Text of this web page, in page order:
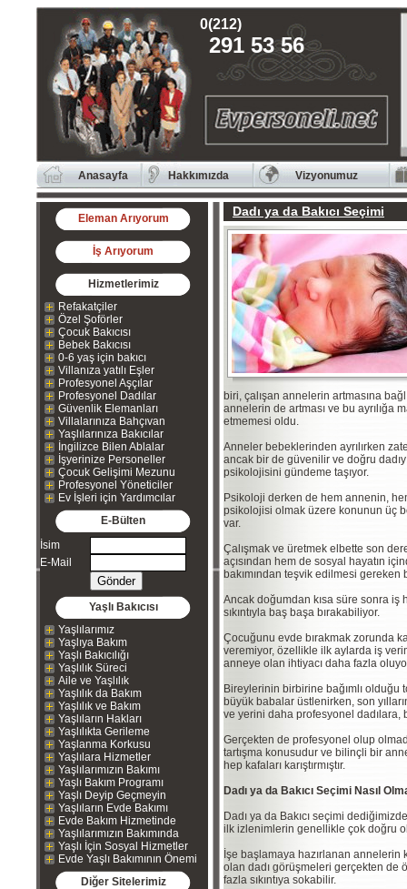
0(212)
291 53 56
Anasayfa Hakkımızda Vizyonumuz
Eleman Arıyorum
İş Arıyorum
Hizmetlerimiz
Refakatçiler
Özel Şoförler
Çocuk Bakıcısı
Bebek Bakıcısı
0-6 yaş için bakıcı
Villanıza yatılı Eşler
Profesyonel Aşçılar
Profesyonel Dadılar
Güvenlik Elemanları
Villalarınıza Bahçıvan
Yaşlılarınıza Bakıcılar
İngilizce Bilen Ablalar
İşyerinize Personeller
Çocuk Gelişimi Mezunu
Profesyonel Yöneticiler
Ev İşleri için Yardımcılar
E-Bülten
İsim
E-Mail
Yaşlı Bakıcısı
Yaşlılarımız
Yaşlıya Bakım
Yaşlı Bakıcılığı
Yaşlılık Süreci
Aile ve Yaşlılık
Yaşlılık da Bakım
Yaşlılık ve Bakım
Yaşlıların Hakları
Yaşlılıkta Gerileme
Yaşlanma Korkusu
Yaşlılara Hizmetler
Yaşlılarımızın Bakımı
Yaşlı Bakım Programı
Yaşlı Deyip Geçmeyin
Yaşlıların Evde Bakımı
Evde Bakım Hizmetinde
Yaşlılarımızın Bakımında
Yaşlı İçin Sosyal Hizmetler
Evde Yaşlı Bakımının Önemi
Diğer Sitelerimiz
Dadı ya da Bakıcı Seçimi
biri, çalışan annelerin artmasına
annelerin de artması ve bu ayrılığa
etmemesi oldu.
Anneler bebeklerinden ayrılırken
ancak bir de güvenilir ve doğru
psikolojisini gündeme taşıyor.
Psikoloji derken de hem annenin,
psikolojisi olmak üzere konunun üç
var.
Çalışmak ve üretmek elbette son
açısından hem de sosyal hayatın
bakımından teşvik edilmesi gereken
Ancak doğumdan kısa süre sonra iş
sıkıntıyla baş başa bırakabiliyor.
Çocuğunu evde bırakmak zorunda
veremiyor, özellikle ilk aylarda iş
anneye olan ihtiyacı daha fazla
Bireylerinin birbirine bağımlı olduğu
büyük babalar üstlenirken, son
ve yerini daha profesyonel dadılara,
Gerçekten de profesyonel olup
tartışma konusudur ve bilinçli bir
hep kafaları karıştırmıştır.
Dadı ya da Bakıcı Seçimi Nasıl
Dadı ya da Bakıcı seçimi
ilk izlenimlerin genellikle çok doğru
İşe başlamaya hazırlanan annelerin
olan dadı görüşmeleri gerçekten de
fazla sıkıntıya sokabilir.